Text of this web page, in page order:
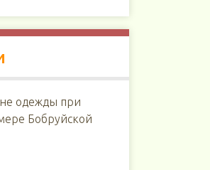
одежды при
Бобруйской